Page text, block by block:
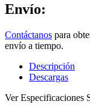
Envío:
Contáctanos para
envío a tiempo.
Descripción
Descargas
Ver Especificaciones